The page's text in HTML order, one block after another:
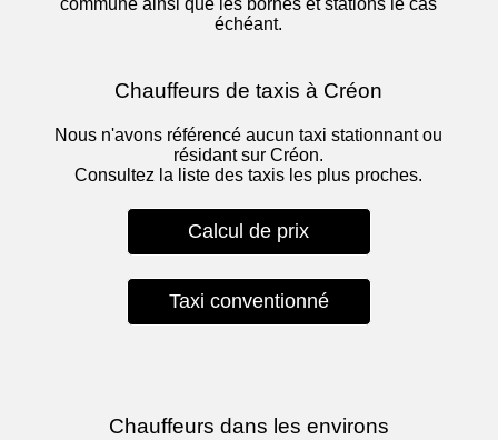
commune ainsi que les bornes et stations le cas
échéant.
Chauffeurs de taxis à Créon
Nous n'avons référencé aucun taxi stationnant ou
résidant sur Créon.
Consultez la liste des taxis les plus proches.
Calcul de prix
Taxi conventionné
Chauffeurs dans les environs